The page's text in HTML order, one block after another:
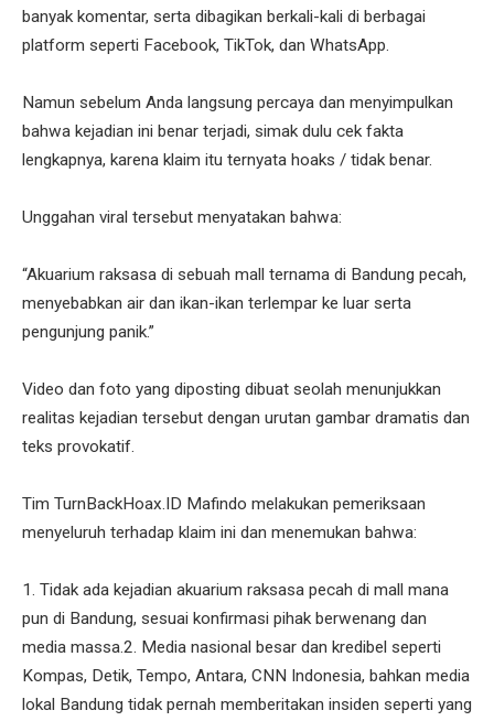
banyak komentar, serta dibagikan berkali-kali di berbagai
platform seperti Facebook, TikTok, dan WhatsApp.
Namun sebelum Anda langsung percaya dan menyimpulkan
bahwa kejadian ini benar terjadi, simak dulu cek fakta
lengkapnya, karena klaim itu ternyata hoaks / tidak benar.
Unggahan viral tersebut menyatakan bahwa:
“Akuarium raksasa di sebuah mall ternama di Bandung pecah,
menyebabkan air dan ikan-ikan terlempar ke luar serta
pengunjung panik.”
Video dan foto yang diposting dibuat seolah menunjukkan
realitas kejadian tersebut dengan urutan gambar dramatis dan
teks provokatif.
Tim TurnBackHoax.ID Mafindo melakukan pemeriksaan
menyeluruh terhadap klaim ini dan menemukan bahwa:
1. Tidak ada kejadian akuarium raksasa pecah di mall mana
pun di Bandung, sesuai konfirmasi pihak berwenang dan
media massa.2. Media nasional besar dan kredibel seperti
Kompas, Detik, Tempo, Antara, CNN Indonesia, bahkan media
lokal Bandung tidak pernah memberitakan insiden seperti yang